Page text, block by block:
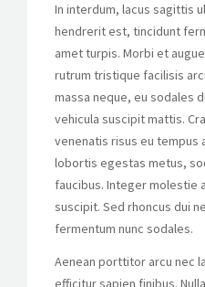
In interdum, lacus sagittis
hendrerit est, tincidunt
amet turpis. Morbi et
rutrum tristique facilisis
massa neque, eu sodales
vehicula suscipit mattis.
venenatis risus eu tempus
lobortis egestas metus,
faucibus. Integer molestie
suscipit. Sed rhoncus dui
fermentum nunc sodales.
Aenean porttitor arcu nec
efficitur sapien finibus.